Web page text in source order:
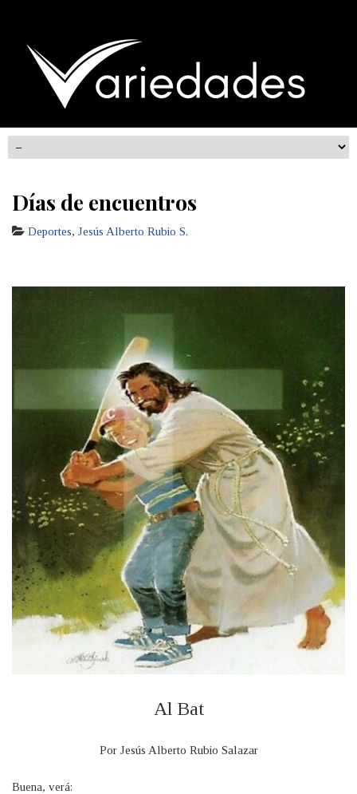
Días de encuentros
Deportes, Jesús Alberto Rubio S.
Al Bat
Por Jesús Alberto Rubio Salazar
Buena, verá: